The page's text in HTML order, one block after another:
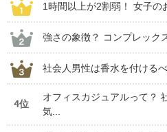
1時間以上が2割弱！ 女子の
強さの象徴？ コンプレック
社会人男性は香水を付ける
4位
オフィスカジュアルって？
気...